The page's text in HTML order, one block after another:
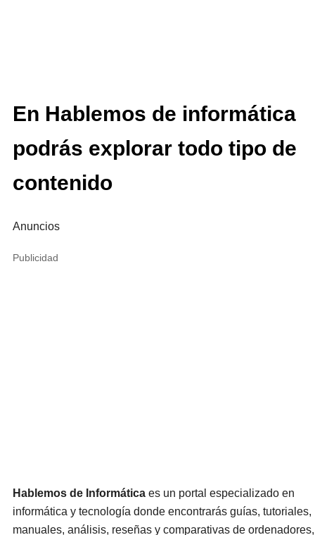
En Hablemos de informática
podrás explorar todo tipo de
contenido
Anuncios
Publicidad
Hablemos de Informática es un portal especializado en
informática y tecnología donde encontrarás guías, tutoriales,
manuales, análisis, reseñas y comparativas de ordenadores,